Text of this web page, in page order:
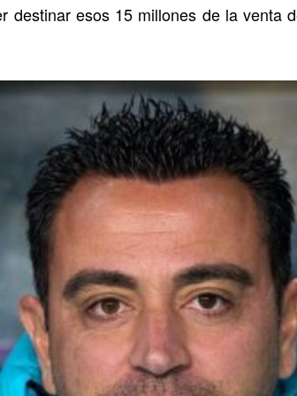
destinar esos 15 millones de la venta